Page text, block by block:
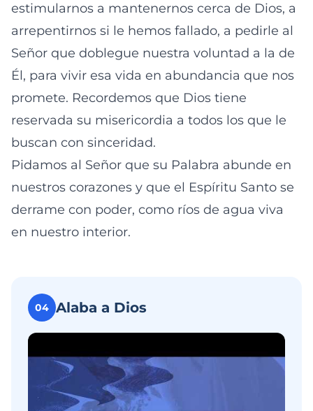
estimularnos a mantenernos cerca de Dios, a
arrepentirnos si le hemos fallado, a pedirle al
Señor que doblegue nuestra voluntad a la de
Él, para vivir esa vida en abundancia que nos
promete. Recordemos que Dios tiene
reservada su misericordia a todos los que le
buscan con sinceridad.
Pidamos al Señor que su Palabra abunde en
nuestros corazones y que el Espíritu Santo se
derrame con poder, como ríos de agua viva
en nuestro interior.
04 Alaba a Dios